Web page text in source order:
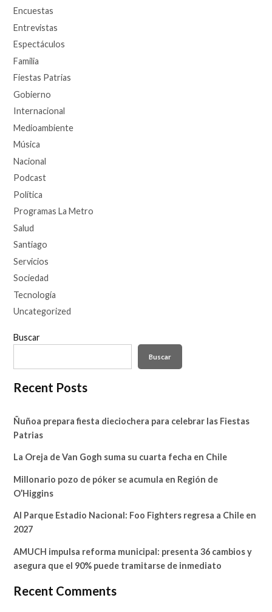
Encuestas
Entrevistas
Espectáculos
Familia
Fiestas Patrias
Gobierno
Internacional
Medioambiente
Música
Nacional
Podcast
Política
Programas La Metro
Salud
Santiago
Servicios
Sociedad
Tecnología
Uncategorized
Buscar
Buscar
Recent Posts
Ñuñoa prepara fiesta dieciochera para celebrar las Fiestas
Patrias
La Oreja de Van Gogh suma su cuarta fecha en Chile
Millonario pozo de póker se acumula en Región de
O’Higgins
Al Parque Estadio Nacional: Foo Fighters regresa a Chile en
2027
AMUCH impulsa reforma municipal: presenta 36 cambios y
asegura que el 90% puede tramitarse de inmediato
Recent Comments